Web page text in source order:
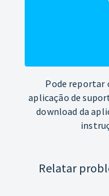
Pode reportar
aplicação de
download da
Relatar